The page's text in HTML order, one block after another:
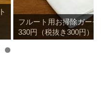
フルート用お掃除ガーゼ
330円（税抜き300円）